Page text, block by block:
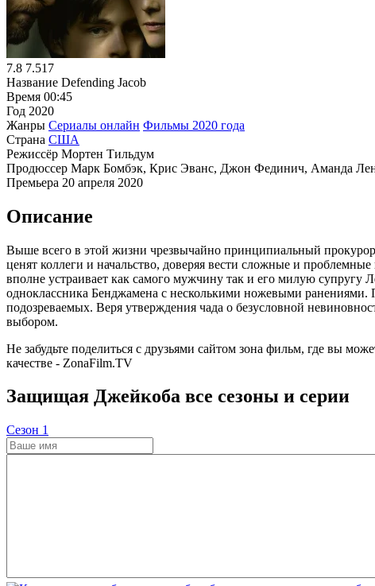
7.8 7.517
Название Defending Jacob
Время 00:45
Год 2020
Жанры Сериалы онлайн Фильмы 2020 года
Страна США
Режиссёр Мортен Тильдум
Продюссер Марк Бомбэк, Крис Эванс, Джон Фединич, Аманда
Премьера 20 апреля 2020
Описание
Выше всего в этой жизни чрезвычайно принципиальный прокурор
ценят коллеги и начальство, доверяя вести сложные и
вполне устраивает как самого мужчину так и его милую
одноклассника Бенджамена с несколькими ножевыми ранениями.
подозреваемых. Веря утверждения чада о безусловной
выбором.
Не забудьте поделиться с друзьями сайтом зона фильм, где вы
качестве - ZonaFilm.TV
Защищая Джейкоба все сезоны и серии
Cезон 1